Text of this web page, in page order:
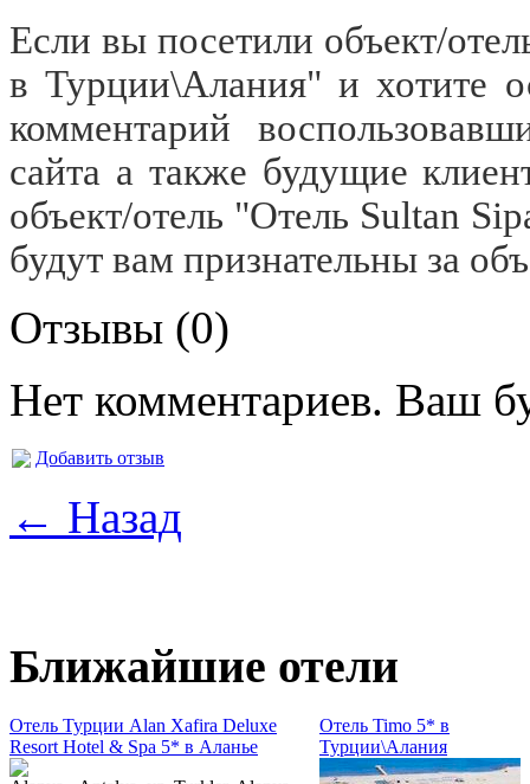
Если вы посетили объект/
в Турции\Алания" и хотите
комментарий
сайта а также будущие
объект/отель "Отель Sultan
будут вам признательны за
Отзывы (0)
Нет комментариев. Ваш
Добавить отзыв
← Назад
Ближайшие отели
Отель Турции Alan Xafira Deluxe
Resort Hotel & Spa 5* в Аланье
Отель Timo 5* в
Турции\Алания